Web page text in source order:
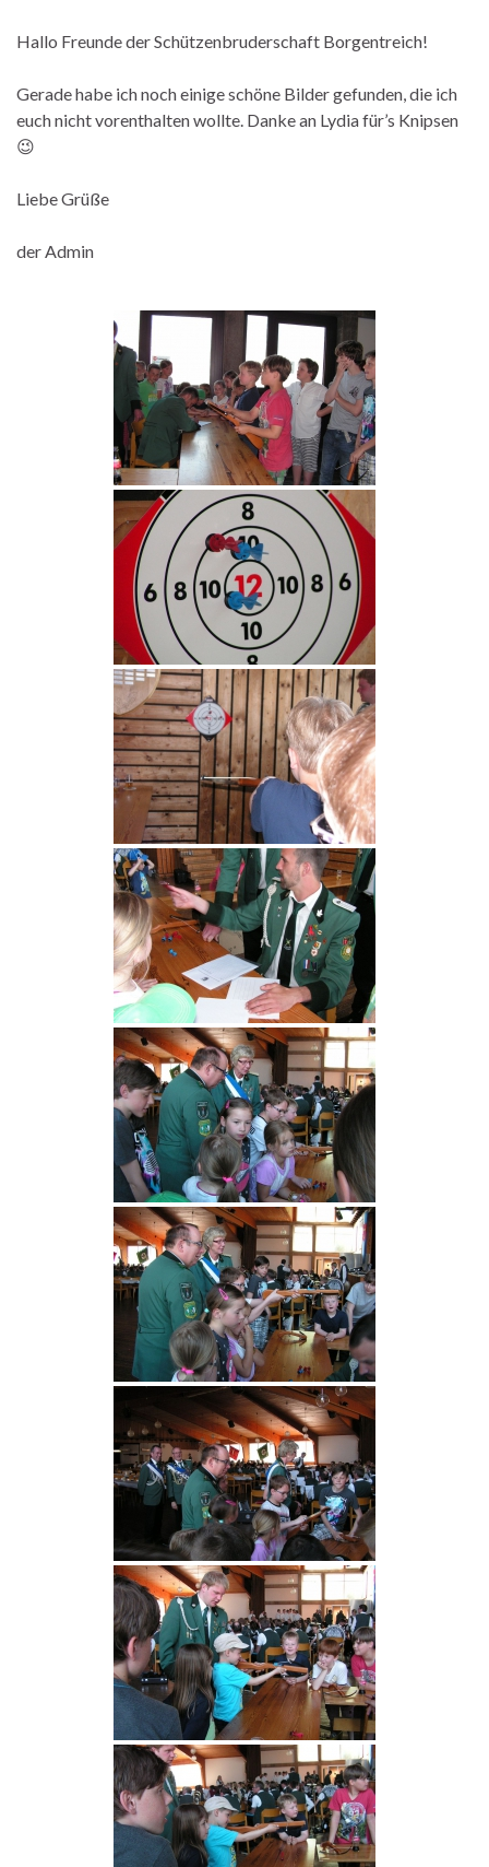
Hallo Freunde der Schützenbruderschaft Borgentreich!
Gerade habe ich noch einige schöne Bilder gefunden, die ich
euch nicht vorenthalten wollte. Danke an Lydia für’s Knipsen
😉
Liebe Grüße
der Admin